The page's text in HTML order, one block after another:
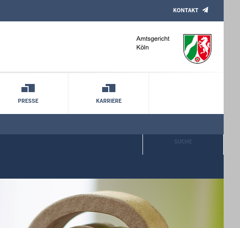
KONTAKT
PRESSE KARRIERE
SUCHE